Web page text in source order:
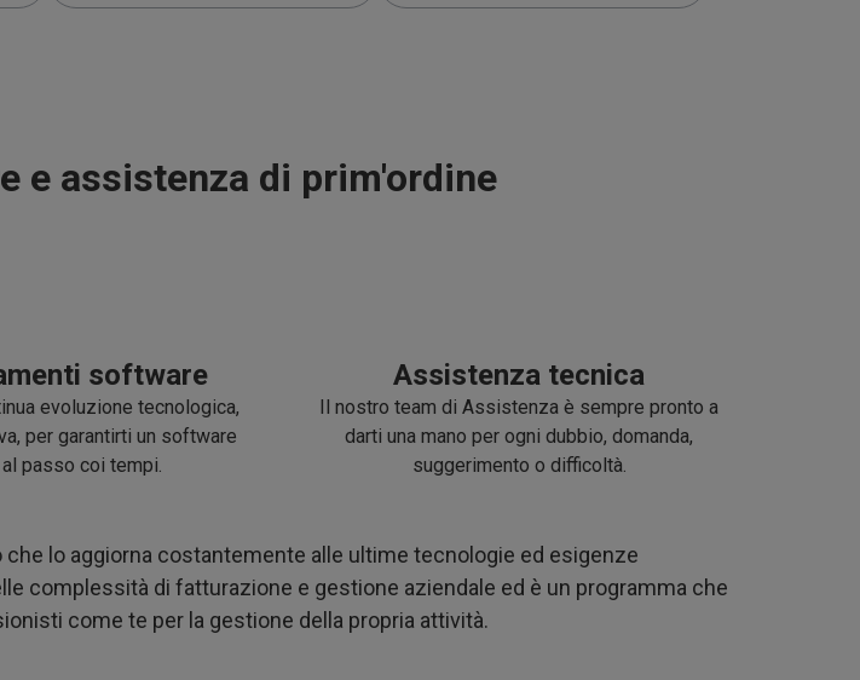
e assistenza di prim'ordine
software
evoluzione tecnologica,
per garantirti un software
passo coi tempi.
Assistenza tecnica
Il nostro team di Assistenza è sempre pronto a
darti una mano per ogni dubbio, domanda,
suggerimento o difficoltà.
lo aggiorna costantemente alle ultime tecnologie ed esigenze
complessità di fatturazione e gestione aziendale ed è un programma che
come te per la gestione della propria attività.